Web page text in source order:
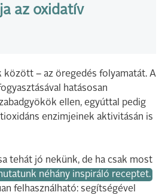
az oxidatív
között – az öregedés folyamatát. A
hatásosan
ellen, egyúttal pedig
enzimjeinek aktivitásán is
tehát jó nekünk, de ha csak most
néhány inspiráló receptet.
felhasználható: segítségével